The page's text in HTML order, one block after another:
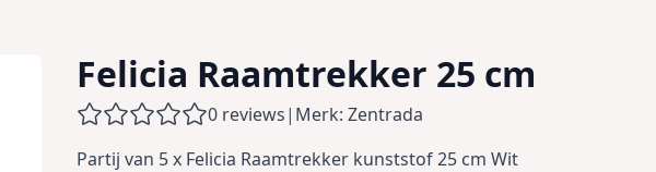
Felicia Raamtrekker 25 cm
0 reviews| Merk: Zentrada
Partij van 5 x Felicia Raamtrekker kunststof 25 cm Wit